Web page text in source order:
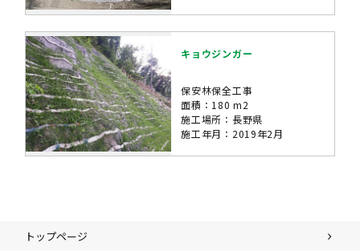
キョウジンガー
保安林保全工事
面積：180 m2
施工場所：長野県
施工年月：2019年2月
トップページ